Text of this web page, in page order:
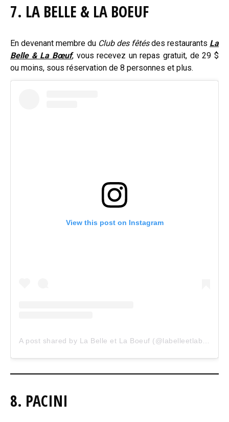
7. LA BELLE & LA BOEUF
En devenant membre du Club des fêtésdes restaurants La
Belle & La Bœuf, vous recevez un repas gratuit, de 29 $
ou moins, sous réservation de 8 personnes et plus.
View this post on Instagram
8. PACINI